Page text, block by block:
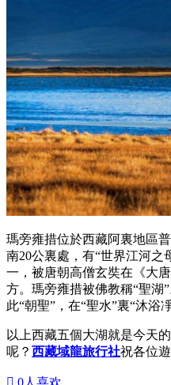
瑪旁雍措位於西藏阿裏地區
南20公裏處，有“世界江河之
一，被唐朝高僧玄奘在《大
方。瑪旁雍措被佛教稱“聖湖
此“朝聖”，在“聖水”裏“沐浴
以上西藏五個大湖就是今天
呢？ 西藏域龍旅行社祝各位
 0人喜欢